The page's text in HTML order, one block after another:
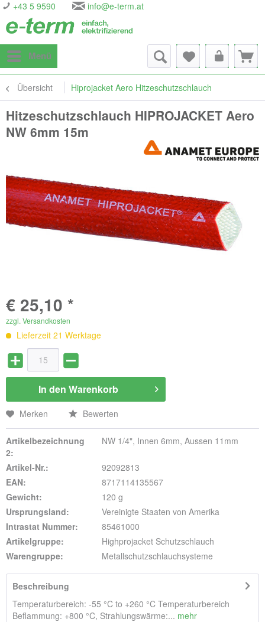
+43 5 9590 info@e-term.at
Menü
Übersicht Hiprojacket Aero Hitzeschutzschlauch
Hitzeschutzschlauch HIPROJACKET Aero
NW 6mm 15m
€ 25,10 *
zzgl. Versandkosten
Lieferzeit 21 Werktage
In den Warenkorb
Merken Bewerten
Artikelbezeichnung
2:
NW 1/4", Innen 6mm, Aussen 11mm
Artikel-Nr.:
92092813
EAN:
8717114135567
Gewicht:
120 g
Ursprungsland:
Vereinigte Staaten von Amerika
Intrastat Nummer:
85461000
Artikelgruppe:
Highprojacket Schutzschlauch
Warengruppe:
Metallschutzschlauchsysteme
Beschreibung
Temperaturbereich: -55 °C to +260 °C Temperaturbereich
Beflammung: +800 °C, Strahlungswärme:... mehr